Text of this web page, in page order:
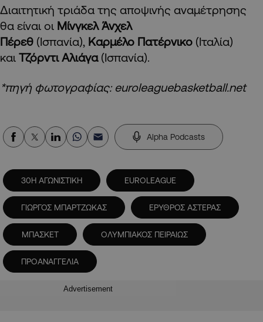
Διαιτητική τριάδα της αποψινής αναμέτρησης
θα είναι οι Μίνγκελ Άνχελ
Πέρεθ (Ισπανία), Καρμέλο Πατέρνικο (Ιταλία)
και Τζόρντι Αλιάγα(Ισπανία).
*πηγή φωτογραφίας: euroleaguebasketball.net
Alpha Podcasts
30Η ΑΓΩΝΙΣΤΙΚΗ EUROLEAGUE
ΓΙΩΡΓΟΣ ΜΠΑΡΤΖΩΚΑΣ ΕΡΥΘΡΟΣ ΑΣΤΕΡΑΣ
ΜΠΑΣΚΕΤ ΟΛΥΜΠΙΑΚΟΣ ΠΕΙΡΑΙΩΣ
ΠΡΟΑΝΑΓΓΕΛΙΑ
Advertisement